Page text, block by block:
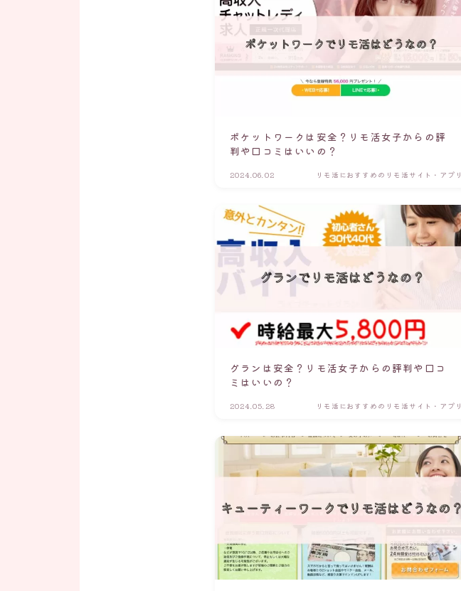
ポケットワークは安全？リモ活女子からの評
判や口コミはいいの？
2024.06.02 リモ活におすすめのリモ活サイト・アプリ
グランは安全？リモ活女子からの評判や口コ
ミはいいの？
2024.05.28 リモ活におすすめのリモ活サイト・アプリ